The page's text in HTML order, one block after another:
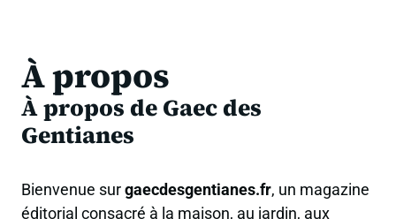
À propos
À propos de Gaec des
Gentianes
Bienvenue surgaecdesgentianes.fr, un magazine
éditorial consacré à la maison, au jardin, aux